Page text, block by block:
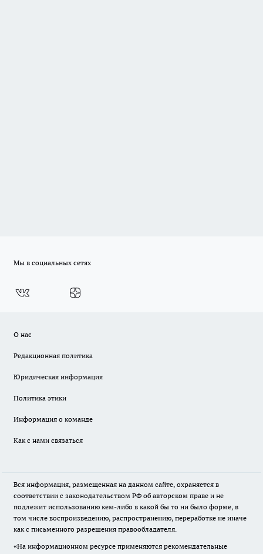
Мы в социальных сетях
О нас
Редакционная политика
Юридическая информация
Политика этики
Информация о команде
Как с нами связаться
Вся информация, размещенная на данном сайте, охраняется в
соответствии с законодательством РФ об авторском праве и не
подлежит использованию кем-либо в какой бы то ни было форме, в
том числе воспроизведению, распространению, переработке не иначе
как с письменного разрешения правообладателя.
«На информационном ресурсе применяются рекомендательные